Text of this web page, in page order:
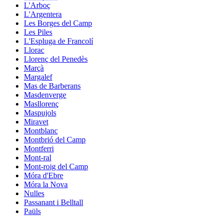
L'Arboç
L'Argentera
Les Borges del Camp
Les Piles
L'Espluga de Francolí
Llorac
Llorenç del Penedès
Marçà
Margalef
Mas de Barberans
Masdenverge
Masllorenç
Maspujols
Miravet
Montblanc
Montbrió del Camp
Montferri
Mont-ral
Mont-roig del Camp
Móra d'Ebre
Móra la Nova
Nulles
Passanant i Belltall
Paüls